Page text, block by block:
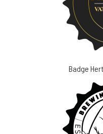
Badge